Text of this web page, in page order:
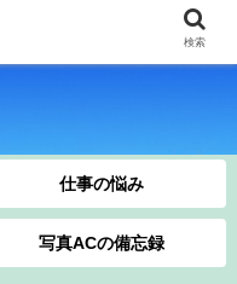
仕事の悩み
写真ACの備忘録
検索